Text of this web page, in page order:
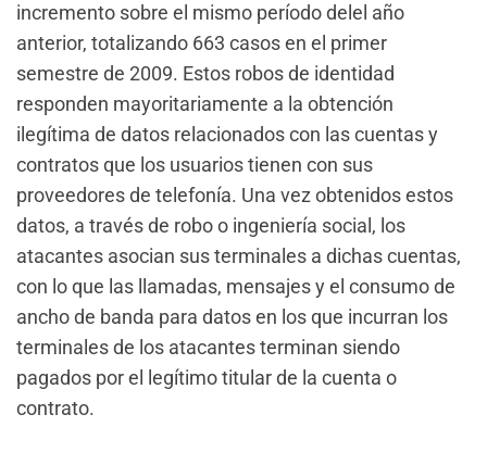
incremento sobre el mismo período delel año
anterior, totalizando 663 casos en el primer
semestre de 2009. Estos robos de identidad
responden mayoritariamente a la obtención
ilegítima de datos relacionados con las cuentas y
contratos que los usuarios tienen con sus
proveedores de telefonía. Una vez obtenidos estos
datos, a través de robo o ingeniería social, los
atacantes asocian sus terminales a dichas cuentas,
con lo que las llamadas, mensajes y el consumo de
ancho de banda para datos en los que incurran los
terminales de los atacantes terminan siendo
pagados por el legítimo titular de la cuenta o
contrato.